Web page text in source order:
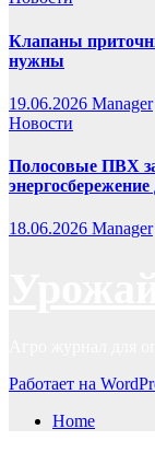
Клапаны
нужны
19.06.2026 Manager
Новости
Полосовые ПВХ
энергосбережение
18.06.2026 Manager
Работает на
Home